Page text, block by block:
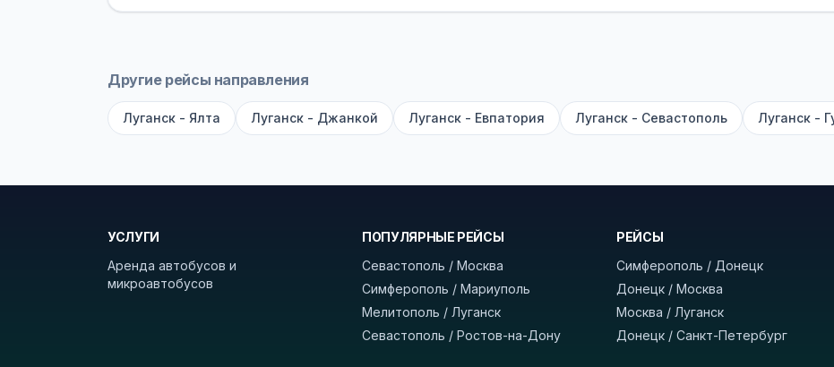
оплата производится только при посадке, печатать билет заранее не нужно.
рейсов вы увидите время выезда, место посадки, время и место прибытия, время в пути и
Удачных поездок! С уважением, командаBUSTRIP.PRO
Другие рейсы направления
Луганск - Ялта Луганск - Джанкой Луганск - Евпатория Луганск - Севастополь Луганск -
УСЛУГИ
Аренда автобусов и
микроавтобусов
ПОПУЛЯРНЫЕ РЕЙСЫ
Севастополь / Москва
Симферополь / Мариуполь
Мелитополь / Луганск
Севастополь / Ростов-на-Дону
РЕЙСЫ
Симферополь / Донецк
Донецк / Москва
Москва / Луганск
Донецк / Санкт-Петербург